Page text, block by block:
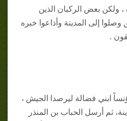
، ولكن بعض الركبان الذين
إلى المدينة وأذاعوا خبره
.
ابني فضالة ليرصدا الجيش ،
ثم أرسل الحباب بن المنذر